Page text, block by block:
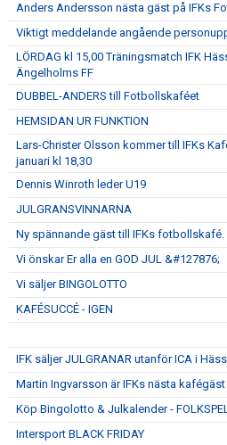
Anders Andersson nästa gäst på IFKs
Viktigt meddelande angående
LÖRDAG kl 15,00 Träningsmatch IFK
Ängelholms FF
DUBBEL-ANDERS till Fotbollskaféet
HEMSIDAN UR FUNKTION
Lars-Christer Olsson kommer till IFKs
januari kl 18,30
Dennis Winroth leder U19
JULGRANSVINNARNA
Ny spännande gäst till IFKs fotbollskafé.
Vi önskar Er alla en GOD JUL &#127876;
Vi säljer BINGOLOTTO
KAFÉSUCCÉ - IGEN
IFK säljer JULGRANAR utanför ICA i
Martin Ingvarsson är IFKs nästa kafégäst
Köp Bingolotto & Julkalender -
Intersport BLACK FRIDAY